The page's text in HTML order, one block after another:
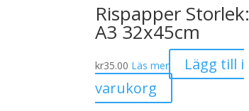
Rispapper Storlek:
A3 32x45cm
kr35.00 Läs mer
Lägg till i
varukorg